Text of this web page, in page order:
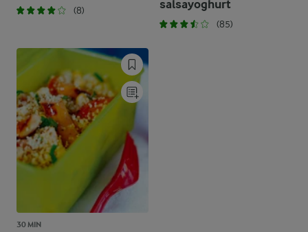
(8)
salsayoghurt
(85)
30 MIN